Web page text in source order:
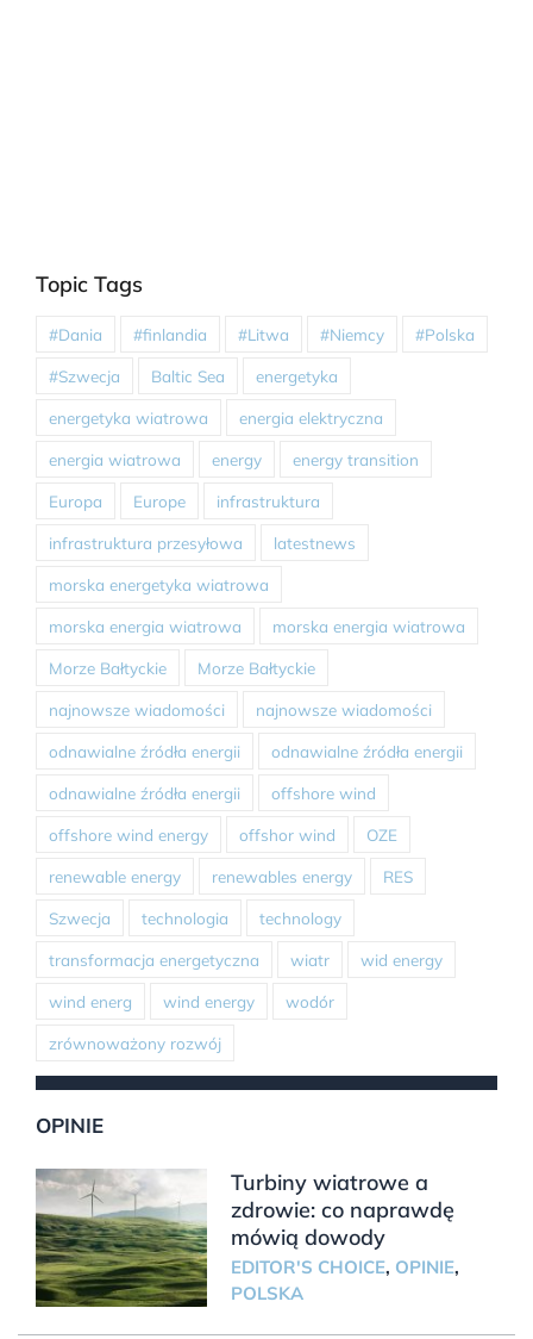
Topic Tags
#Dania #finlandia #Litwa #Niemcy #Polska
#Szwecja Baltic Sea energetyka
energetyka wiatrowa energia elektryczna
energia wiatrowa energy energy transition
Europa Europe infrastruktura
infrastruktura przesyłowa latestnews
morska energetyka wiatrowa
morska energia wiatrowa morska energia wiatrowa
Morze Bałtyckie Morze Bałtyckie
najnowsze wiadomości najnowsze wiadomości
odnawialne źródła energii odnawialne źródła energii
odnawialne źródła energii offshore wind
offshore wind energy offshor wind OZE
renewable energy renewables energy RES
Szwecja technologia technology
transformacja energetyczna wiatr wid energy
wind energ wind energy wodór
zrównoważony rozwój
OPINIE
Turbiny wiatrowe a
zdrowie: co naprawdę
mówią dowody
EDITOR'S CHOICE, OPINIE,
POLSKA